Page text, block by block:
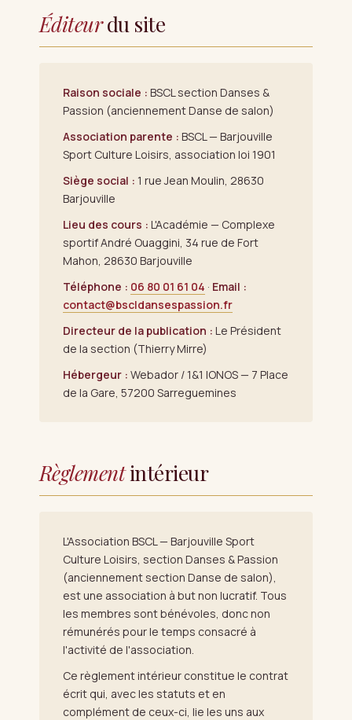
Éditeurdu site
Raison sociale : BSCL section Danses &
Passion (anciennement Danse de salon)
Association parente : BSCL — Barjouville
Sport Culture Loisirs, association loi 1901
Siège social : 1 rue Jean Moulin, 28630
Barjouville
Lieu des cours : L'Académie — Complexe
sportif André Ouaggini, 34 rue de Fort
Mahon, 28630 Barjouville
Téléphone : 06 80 01 61 04 · Email :
contact@bscldansespassion.fr
Directeur de la publication : Le Président
de la section (Thierry Mirre)
Hébergeur : Webador / 1&1 IONOS — 7 Place
de la Gare, 57200 Sarreguemines
Règlementintérieur
L'Association BSCL — Barjouville Sport
Culture Loisirs, section Danses & Passion
(anciennement section Danse de salon),
est une association à but non lucratif. Tous
les membres sont bénévoles, donc non
rémunérés pour le temps consacré à
l'activité de l'association.
Ce règlement intérieur constitue le contrat
écrit qui, avec les statuts et en
complément de ceux-ci, lie les uns aux